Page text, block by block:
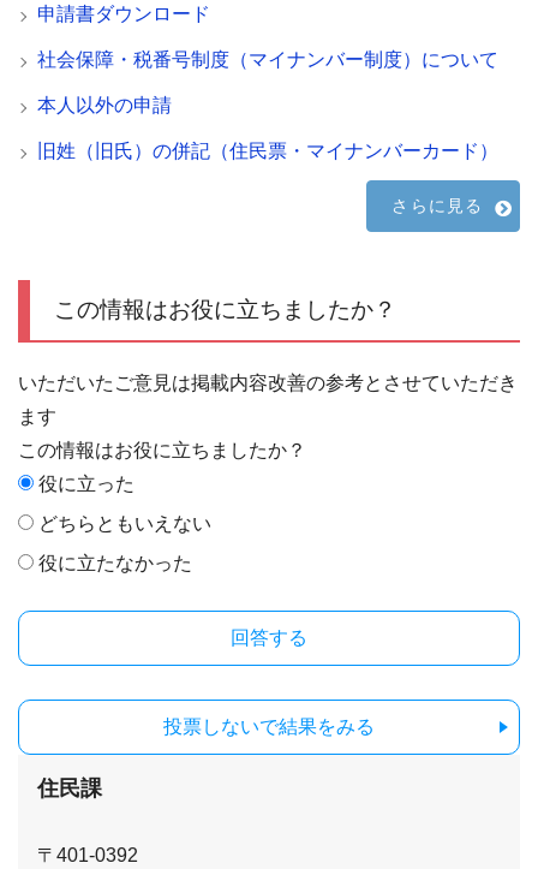
申請書ダウンロード
社会保障・税番号制度（マイナンバー制度）について
本人以外の申請
旧姓（旧氏）の併記（住民票・マイナンバーカード）
さらに見る
この情報はお役に立ちましたか？
いただいたご意見は掲載内容改善の参考とさせていただき
ます
この情報はお役に立ちましたか？
役に立った
どちらともいえない
役に立たなかった
投票しないで結果をみる
住民課
〒401-0392